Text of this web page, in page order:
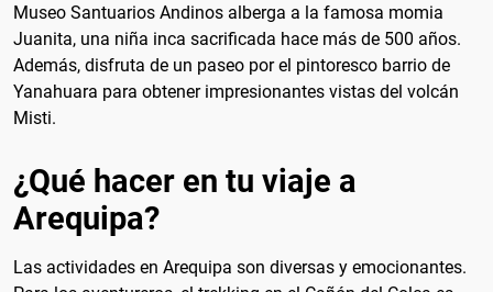
Museo Santuarios Andinos alberga a la famosa momia
Juanita, una niña inca sacrificada hace más de 500 años.
Además, disfruta de un paseo por el pintoresco barrio de
Yanahuara para obtener impresionantes vistas del volcán
Misti.
¿Qué hacer en tu viaje a
Arequipa?
Las actividades en Arequipa son diversas y emocionantes.